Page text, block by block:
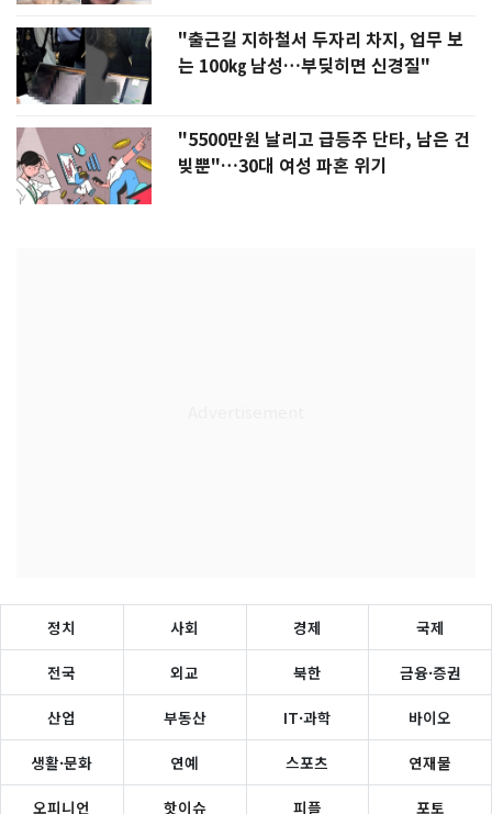
"출근길 지하철서 두자리 차지, 업무 보
는 100㎏ 남성…부딪히면 신경질"
"5500만원 날리고 급등주 단타, 남은 건
빚뿐"…30대 여성 파혼 위기
정치 사회 경제 국제
전국 외교 북한 금융·증권
산업 부동산 IT·과학 바이오
생활·문화 연예 스포츠 연재물
오피니언 핫이슈 피플 포토